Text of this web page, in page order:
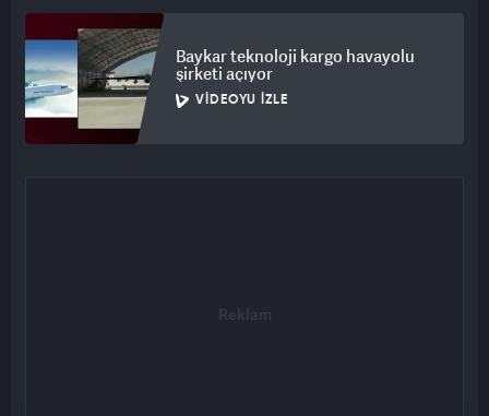
Baykar teknoloji kargo havayolu
şirketi açıyor
VIDEOYU İZLE